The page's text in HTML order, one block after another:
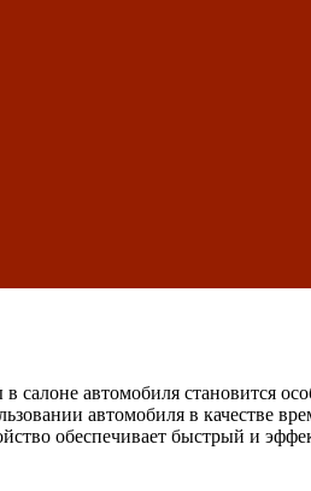
автомобиля становится
автомобиля в качестве
обеспечивает быстрый и